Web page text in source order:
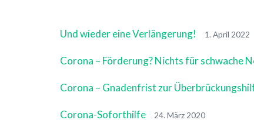
Und wieder eine Verlängerung! 1. April 2022
Corona – Förderung? Nichts für schwache
Corona – Gnadenfrist zur
Corona-Soforthilfe 24. März 2020